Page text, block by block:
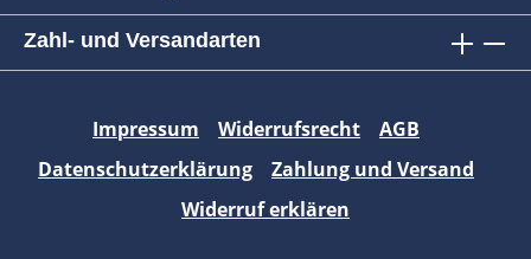
Zahl- und Versandarten
Impressum Widerrufsrecht
AGB
Datenschutzerklärung
Zahlung und Versand
Widerruf erklären